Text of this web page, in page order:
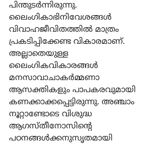
പിന്തുടര്‍ന്നിരുന്നു.
ലൈംഗികാഭിനിവേശങ്ങള്‍
വിവാഹജീവിതത്തില്‍ മാത്രം
പ്രകടിപ്പിക്കേണ്ട വികാരമാണ്.
അല്ലാതെയുള്ള
ലൈംഗികവികാരങ്ങള്‍
മനസാവാചാകര്‍മ്മണാ
ആസക്തികളും പാപകരവുമായി
കണക്കാക്കപ്പെട്ടിരുന്നു. അഞ്ചാം
നൂറ്റാണ്ടോടെ വിശുദ്ധ
ആഗസ്തീനോസിന്‍റെ
പഠനങ്ങള്‍ക്കനുസൃതമായി